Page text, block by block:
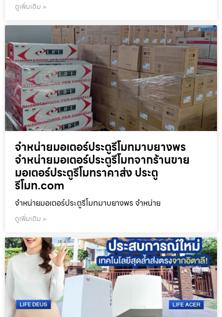
ดูเพิ่มเติม »
จำหน่ายมอเตอร์ประตูรีโมทมาบยางพร
จำหน่ายมอเตอร์ประตูรีโมทจากร้านขาย
มอเตอร์ประตูรีโมทราคาส่ง ประตู
รีโมท.com
จำหน่ายมอเตอร์ประตูรีโมทมาบยางพร จำหน่าย
ดูเพิ่มเติม »